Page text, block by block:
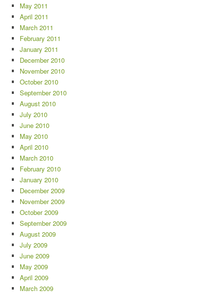
May 2011
April 2011
March 2011
February 2011
January 2011
December 2010
November 2010
October 2010
September 2010
August 2010
July 2010
June 2010
May 2010
April 2010
March 2010
February 2010
January 2010
December 2009
November 2009
October 2009
September 2009
August 2009
July 2009
June 2009
May 2009
April 2009
March 2009